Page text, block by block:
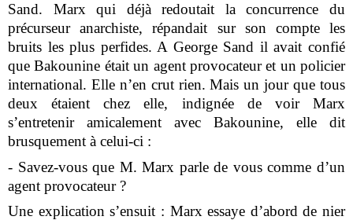
Sand. Marx qui déjà redoutait la concurrence du
précurseur anarchiste, répandait sur son compte les
bruits les plus perfides. A George Sand il avait confié
que Bakounine était un agent provocateur et un policier
international. Elle n’en crut rien. Mais un jour que tous
deux étaient chez elle, indignée de voir Marx
s’entretenir amicalement avec Bakounine, elle dit
brusquement à celui-ci :
- Savez-vous que M. Marx parle de vous comme d’un
agent provocateur ?
Une explication s’ensuit : Marx essaye d’abord de nier